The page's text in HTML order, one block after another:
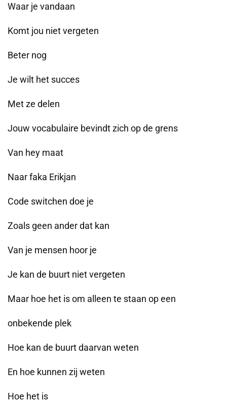
Waar je vandaan
Komt jou niet vergeten
Beter nog
Je wilt het succes
Met ze delen
Jouw vocabulaire bevindt zich op de grens
Van hey maat
Naar faka Erikjan
Code switchen doe je
Zoals geen ander dat kan
Van je mensen hoor je
Je kan de buurt niet vergeten
Maar hoe het is om alleen te staan op een
onbekende plek
Hoe kan de buurt daarvan weten
En hoe kunnen zij weten
Hoe het is